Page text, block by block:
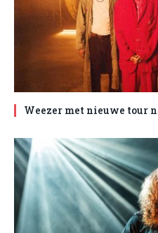
Weezer met nieuwe tour